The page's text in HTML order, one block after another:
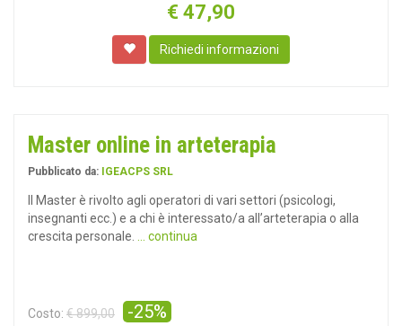
€ 47,90
Richiedi informazioni
Master online in arteterapia
Pubblicato da: IGEACPS SRL
Il Master è rivolto agli operatori di vari settori (psicologi,
insegnanti ecc.) e a chi è interessato/a all’arteterapia o alla
crescita personale.
... continua
Costo: € 899,00 -25%